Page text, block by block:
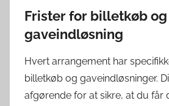
Frister for billetkøb og
gaveindløsning
Hvert arrangement har
billetkøb og gaveindløsninger.
afgørende for at sikre, at du får